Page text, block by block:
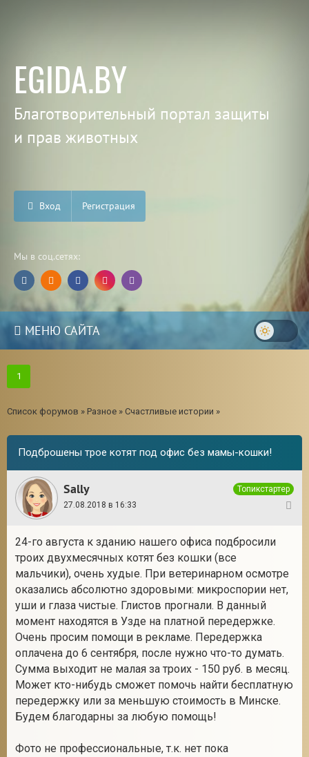
EGIDA.BY
Благотворительный портал защиты
и прав животных
Вход Регистрация
Мы в соц.сетях:
МЕНЮ САЙТА
1
Список форумов » Разное » Счастливые истории »
Подброшены трое котят под офис без мамы-кошки!
Sally
Топикстартер
27.08.2018 в 16:33
24-го августа к зданию нашего офиса подбросили
троих двухмесячных котят без кошки (все
мальчики), очень худые. При ветеринарном осмотре
оказались абсолютно здоровыми: микроспории нет,
уши и глаза чистые. Глистов прогнали. В данный
момент находятся в Узде на платной передержке.
Очень просим помощи в рекламе. Передержка
оплачена до 6 сентября, после нужно что-то думать.
Сумма выходит не малая за троих - 150 руб. в месяц.
Может кто-нибудь сможет помочь найти бесплатную
передержку или за меньшую стоимость в Минске.
Будем благодарны за любую помощь!
Фото не профессиональные, т.к. нет пока